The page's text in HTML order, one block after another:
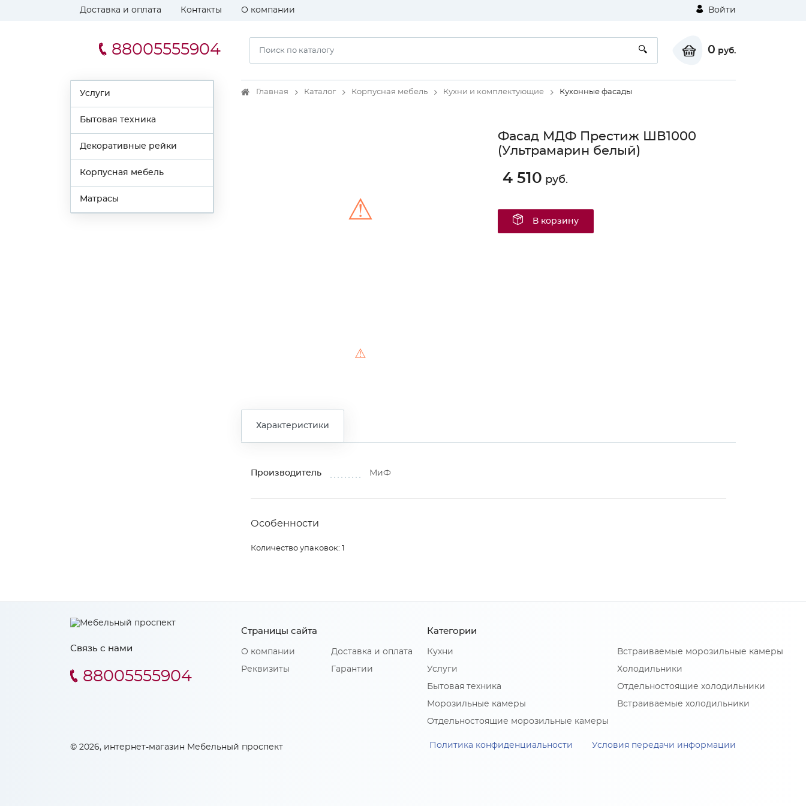
Доставка и оплата Контакты О компании Войти
88005555904 0 руб.
Услуги
Бытовая техника
Декоративные рейки
Корпусная мебель
Матрасы
Главная Каталог Корпусная мебель Кухни и комплектующие Кухонные фасады
⚠
⚠
Фасад МДФ Престиж ШВ1000
(Ультрамарин белый)
4 510 руб.
В корзину
Характеристики
Производитель МиФ
Особенности
Количество упаковок: 1
Связь с нами
88005555904
Страницы сайта
О компании
Реквизиты
Доставка и оплата
Гарантии
Категории
Кухни
Услуги
Бытовая техника
Морозильные камеры
Отдельностоящие морозильные камеры
Встраиваемые морозильные камеры
Холодильники
Отдельностоящие холодильники
Встраиваемые холодильники
© 2026, интернет-магазин Мебельный проспект Политика конфиденциальности Условия передачи информации